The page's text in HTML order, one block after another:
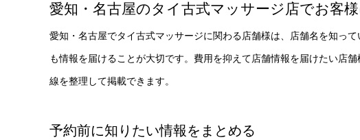
愛知・名古屋のタイ古式マッサージ店でお客
愛知・名古屋でタイ古式マッサージに関わる店舗様は、店舗名を知っ
も情報を届けることが大切です。費用を抑えて店舗情報を届けたい店
線を整理して掲載できます。
予約前に知りたい情報をまとめる